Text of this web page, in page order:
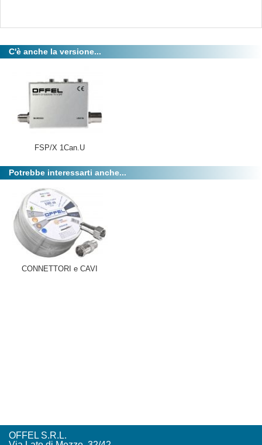
C'è anche la versione...
FSP/X 1Can.U
Potrebbe interessarti anche...
CONNETTORI e CAVI
OFFEL S.R.L.